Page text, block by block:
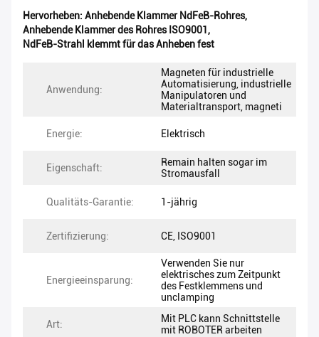
Hervorheben: Anhebende Klammer NdFeB-Rohres,
Anhebende Klammer des Rohres ISO9001 ,
NdFeB-Strahl klemmt für das Anheben fest
Anwendung:
Magneten für industrielle
Automatisierung, industrielle
Manipulatoren und
Materialtransport, magneti
Energie: Elektrisch
Eigenschaft:
Remain halten sogar im
Stromausfall
Qualitäts-Garantie: 1-jährig
Zertifizierung: CE, ISO9001
Energieeinsparung:
Verwenden Sie nur
elektrisches zum Zeitpunkt
des Festklemmens und
unclamping
Art:
Mit PLC kann Schnittstelle
mit ROBOTER arbeiten